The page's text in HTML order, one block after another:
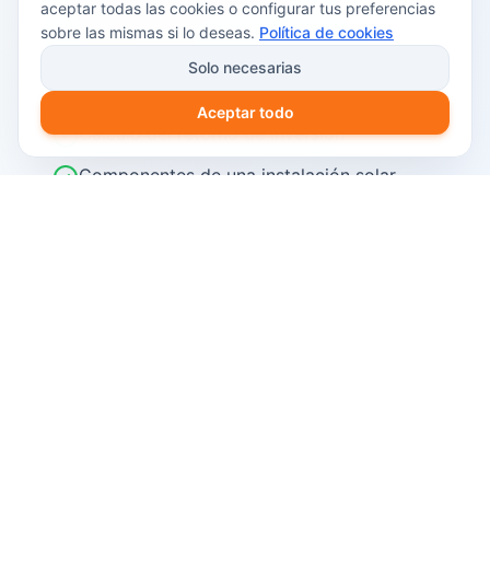
fotovoltaico
Ayudas y subvenciones disponibles en
2026
Cálculo del retorno de inversión
Componentes de una instalación solar
aceptar todas las cookies o configurar tus preferencias
sobre las mismas si lo deseas. Política de cookies
Solo necesarias
Aceptar todo